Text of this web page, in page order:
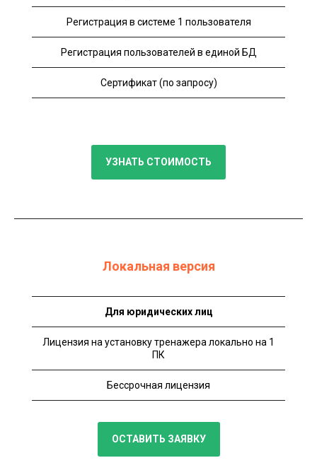
Регистрация в системе 1 пользователя
Регистрация пользователей в единой БД
Сертификат (по запросу)
УЗНАТЬ СТОИМОСТЬ
Локальная версия
Для юридических лиц
Лицензия на установку тренажера локально на 1
ПК
Бессрочная лицензия
ОСТАВИТЬ ЗАЯВКУ